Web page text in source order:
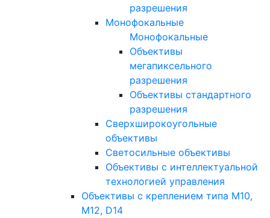
разрешения
Монофокальные
Монофокальные
Объективы
мегапиксельного
разрешения
Объективы стандартного
разрешения
Сверхширокоугольные
объективы
Светосильные объективы
Объективы с интеллектуальной
технологией управления
Объективы с креплением типа M10,
M12, D14